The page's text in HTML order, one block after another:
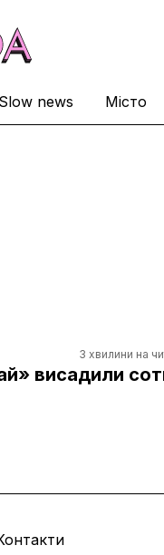
Slow news Місто
3 хвилини на
висадили